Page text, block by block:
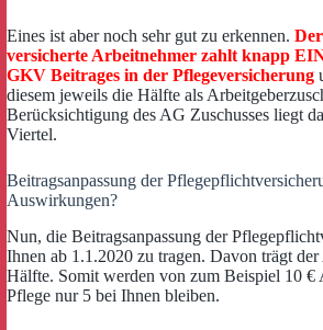
Eines ist aber noch sehr gut zu erkennen.
versicherte Arbeitnehmer zahlt knapp
GKV Beitrages in der Pflegeversicherung
diesem jeweils die Hälfte als
Berücksichtigung des AG Zuschusses liegt
Viertel.
Beitragsanpassung der
Auswirkungen?
Nun, die Beitragsanpassung der
Ihnen ab 1.1.2020 zu tragen. Davon trägt
Hälfte. Somit werden von zum Beispiel 10 €
Pflege nur 5 bei Ihnen bleiben.